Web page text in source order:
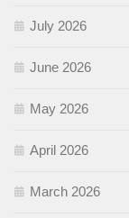
July 2026
June 2026
May 2026
April 2026
March 2026